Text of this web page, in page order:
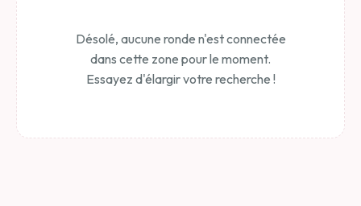
Désolé, aucune ronde n'est connectée
dans cette zone pour le moment.
Essayez d'élargir votre recherche !